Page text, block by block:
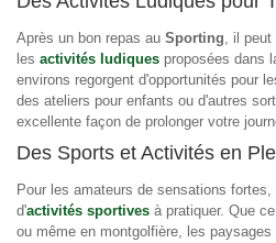
Après un bon repas au Sporting, il peut
les activités ludiques proposées dans
environs regorgent d'opportunités pour
des ateliers pour enfants ou d'autres
excellente façon de prolonger votre
Des Sports et Activités en
Pour les amateurs de sensations fortes,
d'activités sportives à pratiquer. Que
ou même en montgolfière, les